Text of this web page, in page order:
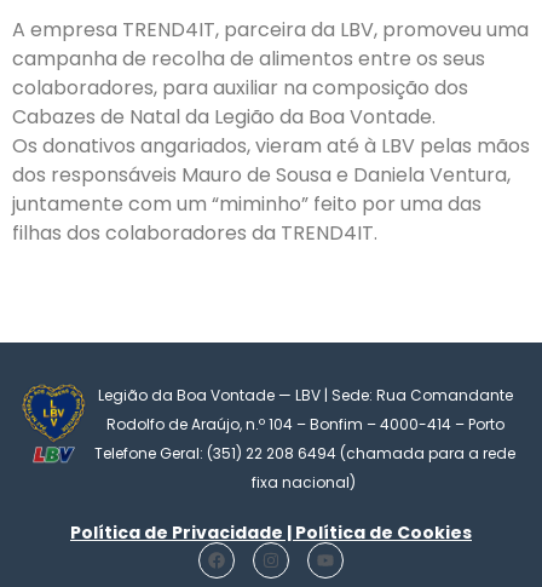
A empresa TREND4IT, parceira da LBV, promoveu uma
campanha de recolha de alimentos entre os seus
colaboradores, para auxiliar na composição dos
Cabazes de Natal da Legião da Boa Vontade.
Os donativos angariados, vieram até à LBV pelas mãos
dos responsáveis Mauro de Sousa e Daniela Ventura,
juntamente com um “miminho” feito por uma das
filhas dos colaboradores da TREND4IT.
Legião da Boa Vontade — LBV | Sede: Rua Comandante
Rodolfo de Araújo, n.º 104 – Bonfim – 4000-414 – Porto
Telefone Geral: (351) 22 208 6494 (chamada para a rede
fixa nacional)
Política de Privacidade | Política de Cookies
F
a
I
n
Y
o